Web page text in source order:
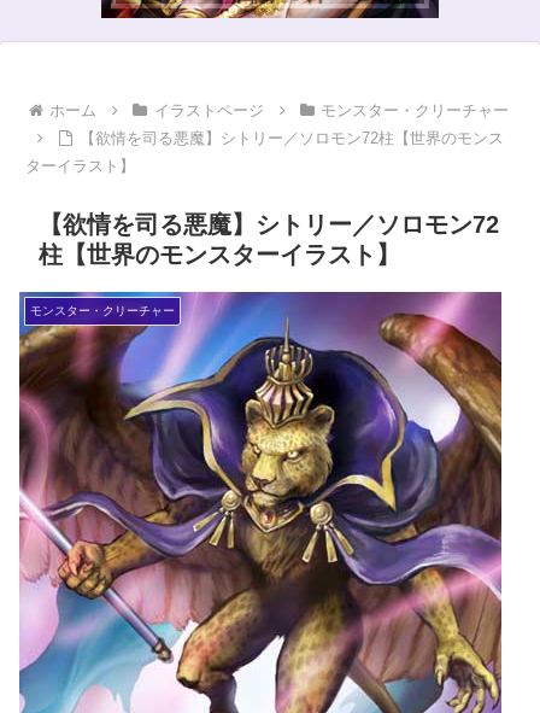
ホーム イラストページ
モンスター・クリーチャー
【欲情を司る悪魔】シトリー／ソロモン72柱【世界のモンス
ターイラスト】
【欲情を司る悪魔】シトリー／ソロモン72
柱【世界のモンスターイラスト】
モンスター・クリーチャー